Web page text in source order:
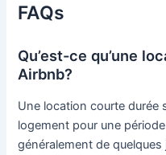
FAQs
Qu’est-ce qu’une
Airbnb?
Une location courte durée
logement pour une
généralement de